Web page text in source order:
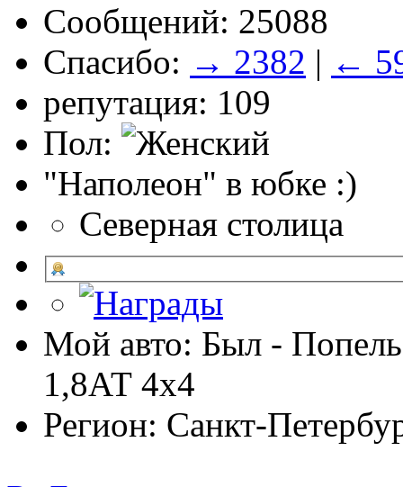
Сообщений: 25088
Спасибо: → 2382 | ←
репутация: 109
Пол:
"Наполеон" в юбке :)
Северная столица
Мой авто: Был -
1,8АТ 4х4
Регион: Санкт-